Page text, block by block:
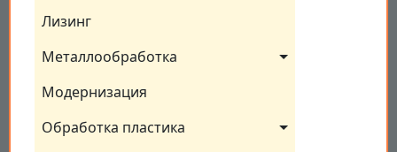
Лизинг
Металлообработка
Модернизация
Обработка пластика